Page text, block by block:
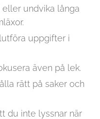
undvika långa
uppgifter i
även på lek.
rätt på saker och
du inte lyssnar när